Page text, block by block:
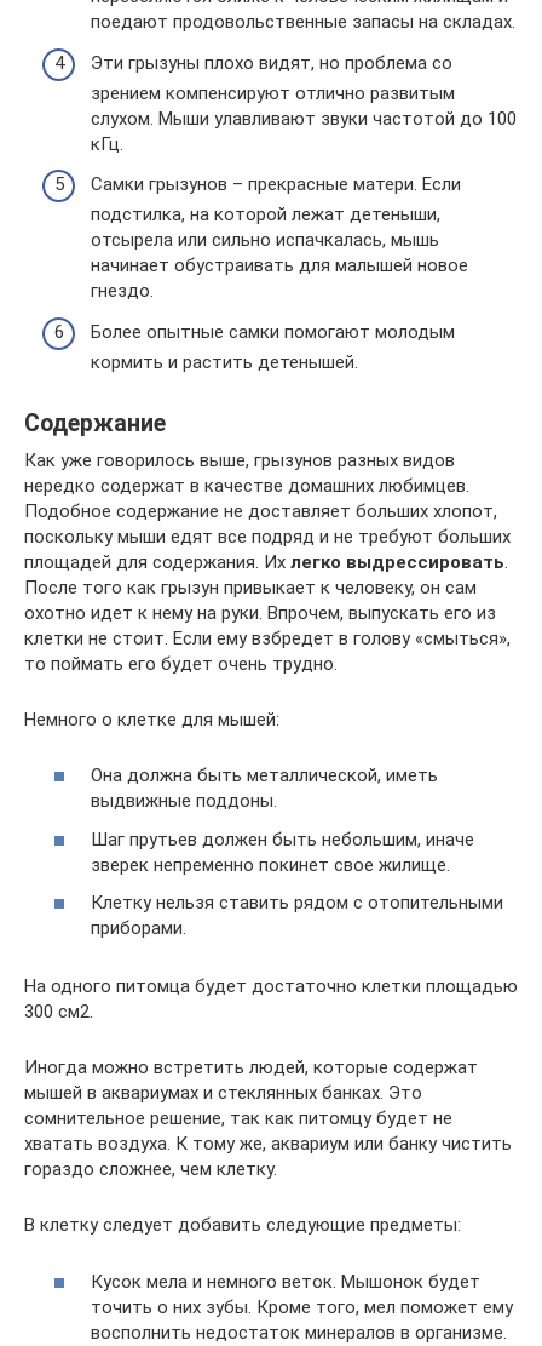
поедают продовольственные запасы на складах.
Эти грызуны плохо видят, но проблема со
зрением компенсируют отлично развитым
слухом. Мыши улавливают звуки частотой до 100
кГц.
Самки грызунов – прекрасные матери. Если
подстилка, на которой лежат детеныши,
отсырела или сильно испачкалась, мышь
начинает обустраивать для малышей новое
гнездо.
Более опытные самки помогают молодым
кормить и растить детенышей.
Содержание
Как уже говорилось выше, грызунов разных видов
нередко содержат в качестве домашних любимцев.
Подобное содержание не доставляет больших хлопот,
поскольку мыши едят все подряд и не требуют больших
площадей для содержания. Их легко выдрессировать.
После того как грызун привыкает к человеку, он сам
охотно идет к нему на руки. Впрочем, выпускать его из
клетки не стоит. Если ему взбредет в голову «смыться»,
то поймать его будет очень трудно.
Немного о клетке для мышей:
Она должна быть металлической, иметь
выдвижные поддоны.
Шаг прутьев должен быть небольшим, иначе
зверек непременно покинет свое жилище.
Клетку нельзя ставить рядом с отопительными
приборами.
На одного питомца будет достаточно клетки площадью
300 см2.
Иногда можно встретить людей, которые содержат
мышей в аквариумах и стеклянных банках. Это
сомнительное решение, так как питомцу будет не
хватать воздуха. К тому же, аквариум или банку чистить
гораздо сложнее, чем клетку.
В клетку следует добавить следующие предметы:
Кусок мела и немного веток. Мышонок будет
точить о них зубы. Кроме того, мел поможет ему
восполнить недостаток минералов в организме.